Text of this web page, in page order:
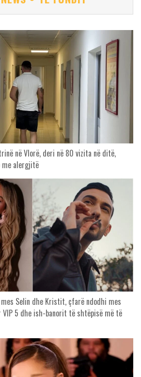
në Vlorë, deri në 80 vizita në ditë,
alergjitë
Selin dhe Kristit, çfarë ndodhi mes
5 dhe ish-banorit të shtëpisë më të